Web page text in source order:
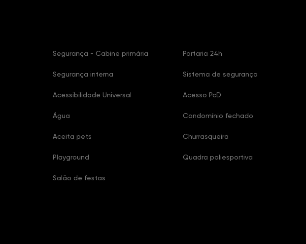
Segurança - Cabine primária Portaria 24h
Segurança interna Sistema de segurança
Acessibilidade Universal Acesso PcD
Água Condomínio fechado
Aceita pets Churrasqueira
Playground Quadra poliesportiva
Salão de festas